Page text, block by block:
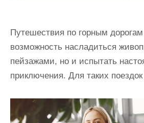
Путешествия по горным
возможность насладиться
пейзажами, но и испытать
приключения. Для таких